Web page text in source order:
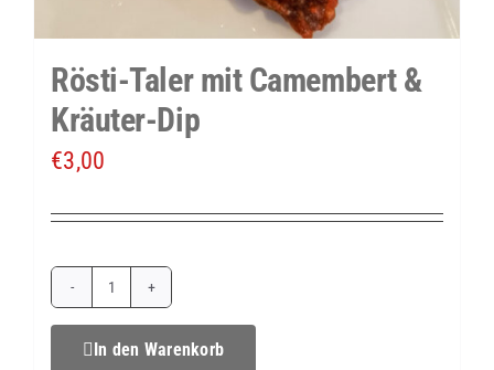
Rösti-Taler mit Camembert &
Kräuter-Dip
€3,00
Rösti-
Taler
In den Warenkorb